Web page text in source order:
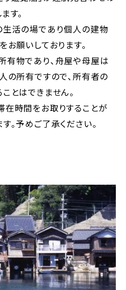
す。
活の場であり個人の建物
お願いしております。
物であり、舟屋や母屋は
の所有ですので、所有者の
とはできません。
時間をお取りすることが
。予めご了承ください。